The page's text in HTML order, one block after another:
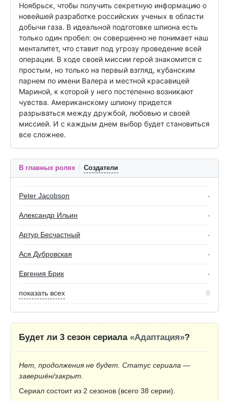
Ноябрьск, чтобы получить секретную информацию о
новейшей разработке российских ученых в области
добычи газа. В идеальной подготовке шпиона есть
только один пробел: он совершенно не понимает наш
менталитет, что ставит под угрозу проведение всей
операции. В ходе своей миссии герой знакомится с
простым, но только на первый взгляд, кубанским
парнем по имени Валера и местной красавицей
Мариной, к которой у него постепенно возникают
чувства. Американскому шпиону придется
разрываться между дружбой, любовью и своей
миссией. И с каждым днем выбор будет становиться
все сложнее.
В главных ролях Создатели
Peter Jacobson -
Александр Ильин -
Артур Бесчастный -
Ася Дубровская -
Евгения Брик -
показать всех 8
Будет ли 3 сезон сериала «Адаптация»?
Нет, продолжения не будет. Статус сериала —
завершён/закрыт.
Сериал состоит из 2 сезонов (всего 38 серии).